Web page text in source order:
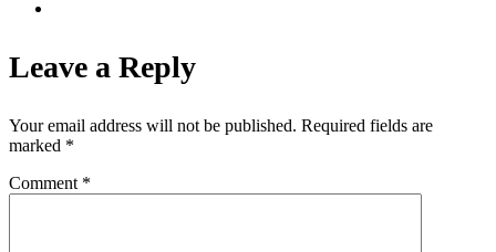
Leave a Reply
Your email address will not be published. Required fields are
marked *
Comment *